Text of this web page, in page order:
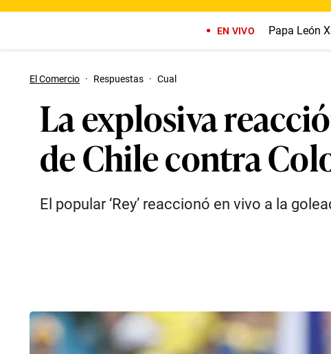
EN VIVO Papa León
El Comercio · Respuestas · Cual
La explosiva
de Chile contra
El popular ‘Rey’ reaccionó en vivo a la